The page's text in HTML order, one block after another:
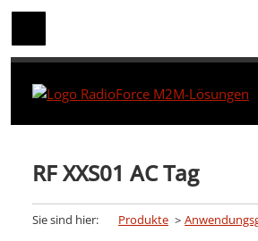
RF XXS01 AC Tag
Sie sind hier: Produkte